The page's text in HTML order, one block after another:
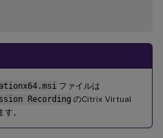
ファイルは
Recording のCitrix Virtual
。